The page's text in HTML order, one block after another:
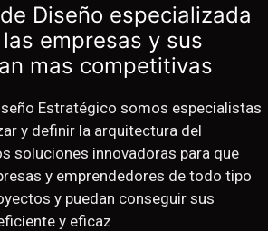
Diseño especializada
empresas y sus
mas competitivas
Estratégico somos especialistas
y definir la arquitectura del
soluciones innovadoras para que
y emprendedores de todo tipo
y puedan conseguir sus
y eficaz